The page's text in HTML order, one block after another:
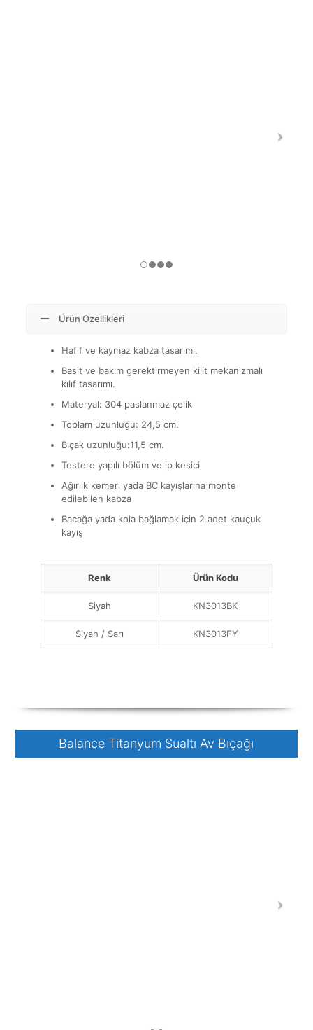
Ürün Özellikleri
Hafif ve kaymaz kabza tasarımı.
Basit ve bakım gerektirmeyen kilit mekanizmalı
kılıf tasarımı.
Materyal: 304 paslanmaz çelik
Toplam uzunluğu: 24,5 cm.
Bıçak uzunluğu:11,5 cm.
Testere yapılı bölüm ve ip kesici
Ağırlık kemeri yada BC kayışlarına monte
edilebilen kabza
Bacağa yada kola bağlamak için 2 adet kauçuk
kayış
Renk Ürün Kodu
Siyah KN3013BK
Siyah / Sarı KN3013FY
Balance Titanyum Sualtı Av Bıçağı